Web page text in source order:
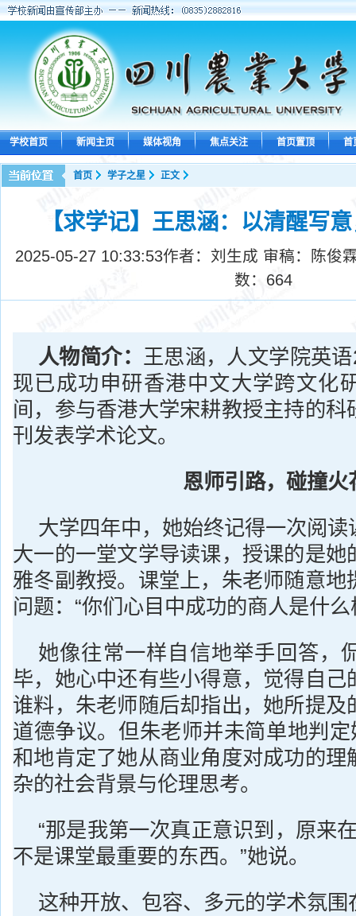
学校首页 新闻主页 媒体视角 焦点关注 首页置顶 首
首页 学子之星 正文
【求学记】王思涵：以清醒写
2025-05-27 10:33:53作者：刘生成 审稿：陈俊
数： 664
人物简介： 王思涵，人文学院英
现已成功申研香港中文大学跨文化
间，参与香港大学宋耕教授主持的科
刊发表学术论文。
恩师引路，碰撞火
大学四年中，她始终记得一次阅
大一的一堂文学导读课，授课的是她
雅冬副教授。课堂上，朱老师随意地
问题：“你们心目中成功的商人是什么
她像往常一样自信地举手回答，
毕，她心中还有些小得意，觉得自己
谁料，朱老师随后却指出，她所提及
道德争议。但朱老师并未简单地判定
和地肯定了她从商业角度对成功的理
杂的社会背景与伦理思考。
“那是我第一次真正意识到，原来
不是课堂最重要的东西。”她说。
这种开放、包容、多元的学术氛